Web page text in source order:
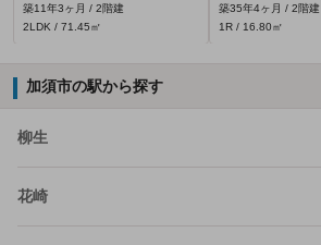
築11年3ヶ月 / 2階建
2LDK / 71.45㎡
築35年4ヶ月 / 2階建
1R / 16.80㎡
加須市の駅から探す
柳生
花崎